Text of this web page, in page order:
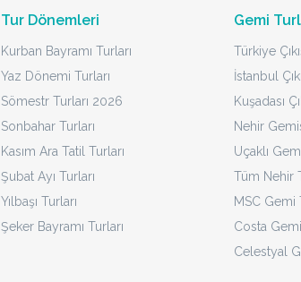
Tur Dönemleri
Kurban Bayramı Turları
Yaz Dönemi Turları
Sömestr Turları 2026
Sonbahar Turları
Kasım Ara Tatil Turları
Şubat Ayı Turları
Yılbaşı Turları
Şeker Bayramı Turları
Gemi
Türkiye
İstanbul
Kuşadası
Nehir
Uçaklı
Tüm Nehir
MSC Gemi
Costa
Celestyal